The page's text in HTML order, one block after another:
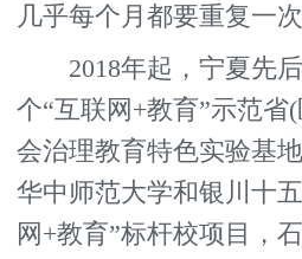
几乎每个月都要重复一次
2018年起，宁夏先后
个“互联网+教育”示范省
会治理教育特色实验基
华中师范大学和银川十
网+教育”标杆校项目，